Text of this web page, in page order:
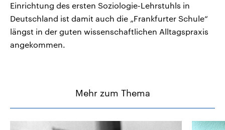
Einrichtung des ersten Soziologie-Lehrstuhls in
Deutschland ist damit auch die „Frankfurter Schule“
längst in der guten wissenschaftlichen Alltagspraxis
angekommen.
Mehr zum Thema